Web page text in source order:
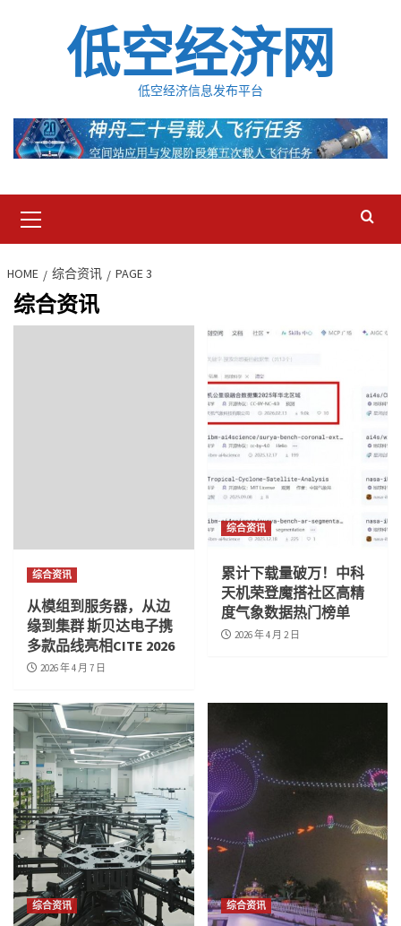
低空经济网
低空经济信息发布平台
Menu
HOME 综合资讯 PAGE 3
综合资讯
综合资讯
从模组到服务器，从边
缘到集群 斯贝达电子携
多款品线亮相CITE 2026
2026 年 4 月 7 日
综合资讯
累计下载量破万！中科
天机荣登魔搭社区高精
度气象数据热门榜单
2026 年 4 月 2 日
综合资讯 综合资讯